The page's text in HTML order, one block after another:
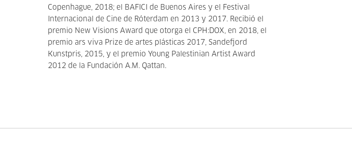
Copenhague, 2018; el BAFICI de Buenos Aires y el Festival
Internacional de Cine de Róterdam en 2013 y 2017. Recibió el
premio New Visions Award que otorga el CPH:DOX, en 2018, el
premio ars viva Prize de artes plásticas 2017, Sandefjord
Kunstpris, 2015, y el premio Young Palestinian Artist Award
2012 de la Fundación A.M. Qattan.